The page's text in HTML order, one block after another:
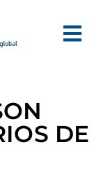
DE